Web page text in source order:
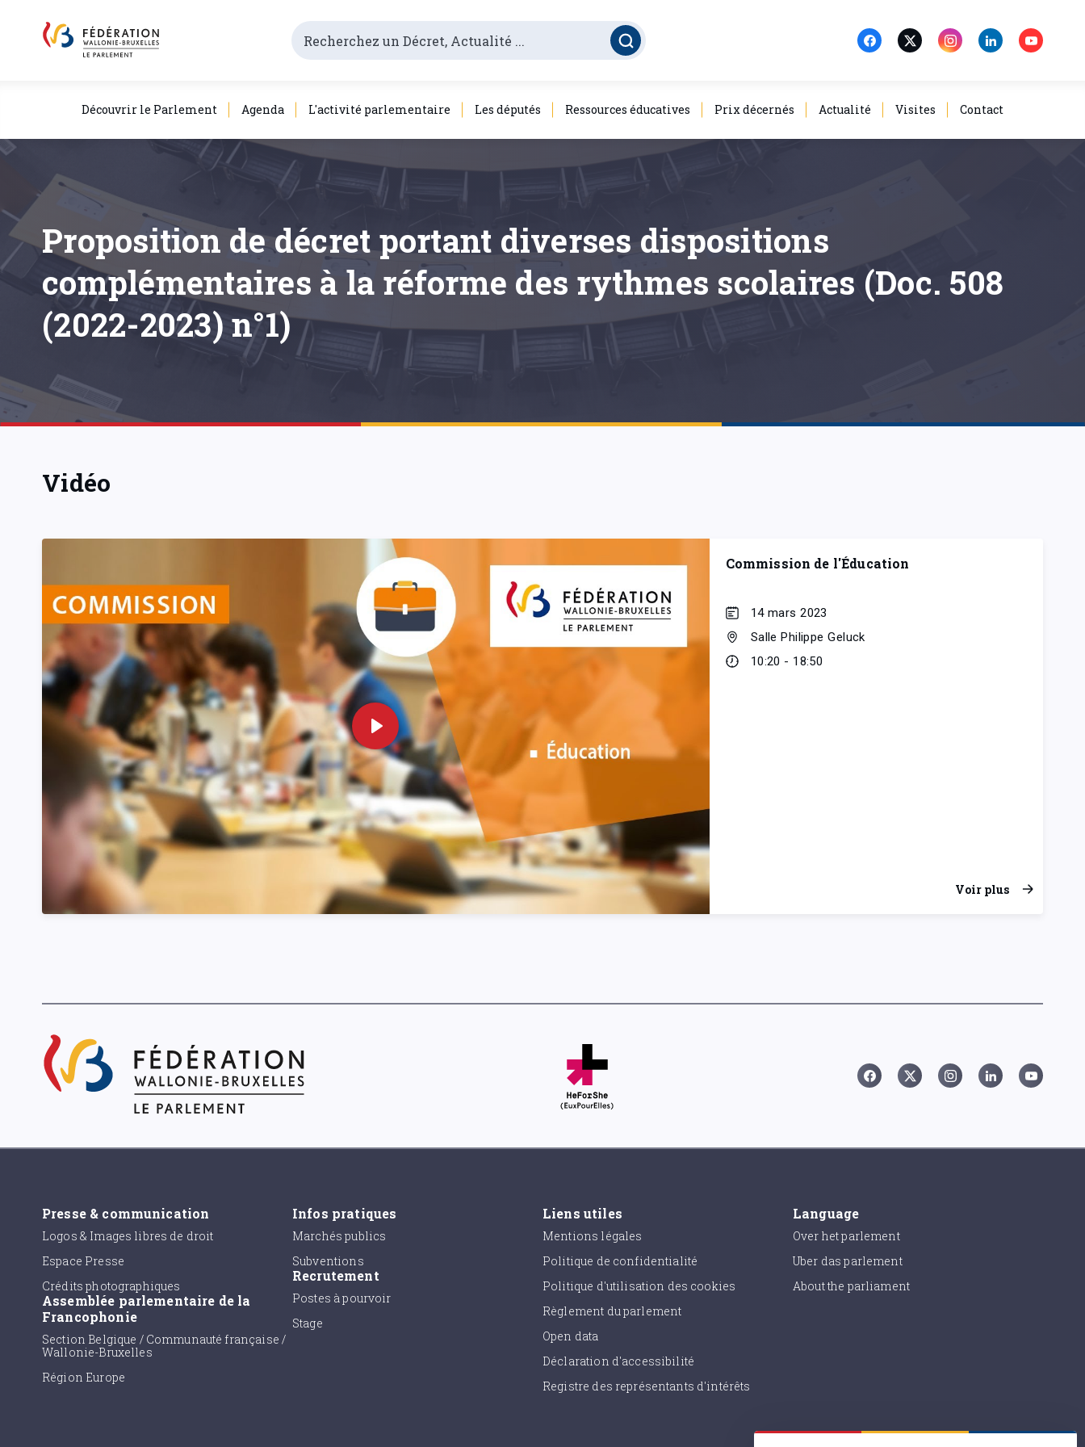
Découvrir le Parlement Agenda L'activité parlementaire Les députés Ressources éducatives Prix décernés Actualité Visites Contact
Proposition de décret portant diverses dispositions
complémentaires à la réforme des rythmes scolaires (Doc. 508
(2022-2023) n°1)
Vidéo
Commission de l'Éducation
14 mars 2023
Salle Philippe Geluck
10:20 - 18:50
Voir plus
Presse & communication
Logos & Images libres de droit
Espace Presse
Crédits photographiques
Assemblée parlementaire de la
Francophonie
Section Belgique / Communauté française /
Wallonie-Bruxelles
Région Europe
Infos pratiques
Marchés publics
Subventions
Recrutement
Postes à pourvoir
Stage
Liens utiles
Mentions légales
Politique de confidentialité
Politique d'utilisation des cookies
Règlement du parlement
Open data
Déclaration d'accessibilité
Registre des représentants d'intérêts
Language
Over het parlement
Uber das parlement
About the parliament